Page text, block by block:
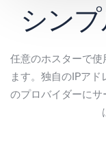
シン
任意のホスターで使
ます。独自のIPア
のプロバイダーに